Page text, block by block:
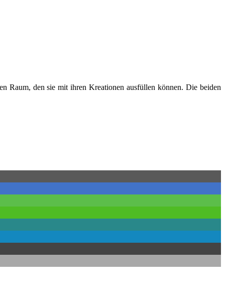
Raum, den sie mit ihren Kreationen ausfüllen können. Die beiden